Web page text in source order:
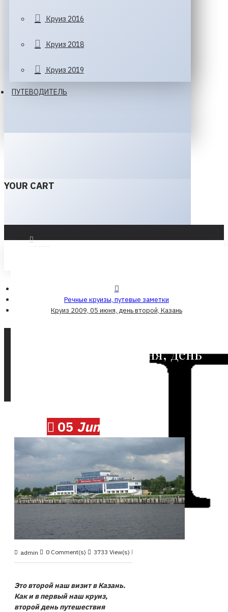
Круиз 2016
Круиз 2018
Круиз 2019
ПУТЕВОДИТЕЛЬ
YOUR CART
LOGIN
Речные круизы, путевые заметки
Круиз 2009, 05 июня, день второй, Казань
Круиз 2009, 05 июня, день
05 Jun
admin 0 Comment(s) 3733 View(s)
Это второй наш визит в Казань.
Как и в первый наш круиз,
второй день путешествия